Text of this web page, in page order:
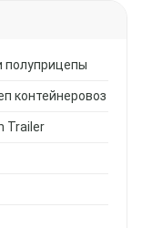
полуприцепы
контейнеровоз
Trailer